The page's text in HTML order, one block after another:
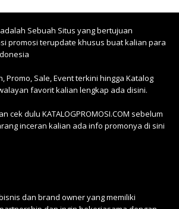
adalah Sebuah Situs yang bertujuan
promosi terupdate khusus buat kalian para
Promo, Sale, Event terkini hingga Katalog
favorit kalian lengkap ada disini.
cek dulu KATALOGPROMOSI.COM sebelum
inceran kalian ada info promonya di sini
dan brand owner yang memiliki